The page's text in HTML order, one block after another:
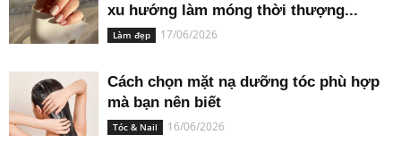
xu hướng làm móng thời thượng...
Làm đẹp 17/06/2026
Cách chọn mặt nạ dưỡng tóc phù hợp
mà bạn nên biết
Tóc & Nail 16/06/2026